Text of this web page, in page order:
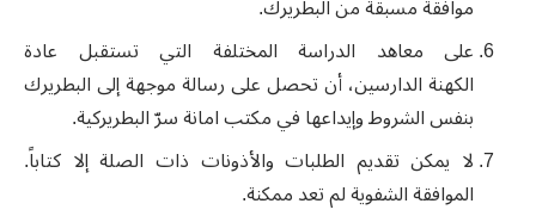
على معاهد الدراسة المختلفة التي تستقبل عادة
الكهنةالدارسين، أن تحصل على رسالة موجهة إلى البطريرك
بنفس الشروط وإيداعها في مكتب امانة سرّ البطريركية.
لا يمكن تقديم الطلبات والأذونات ذات الصلة إلا كتاباً.
الموافقة الشفوية لم تعد ممكنة.